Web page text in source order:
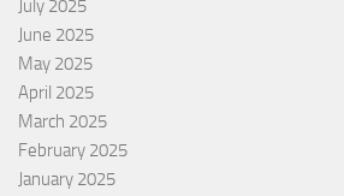
July 2025
June 2025
May 2025
April 2025
March 2025
February 2025
January 2025